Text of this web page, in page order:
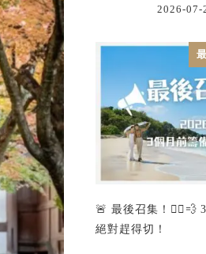
2026-07-
🚨 最後召集！🏃‍♂️💨
絕對趕得切！